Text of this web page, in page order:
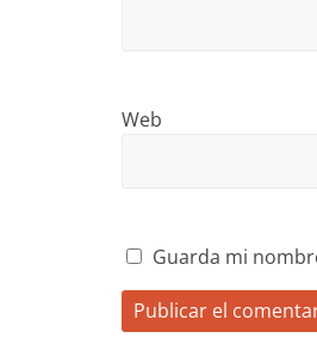
Web
Guarda mi